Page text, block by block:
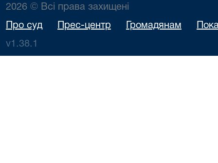
2026 © Всі права захищені
Про суд Прес-центр Громадянам
v1.38.1